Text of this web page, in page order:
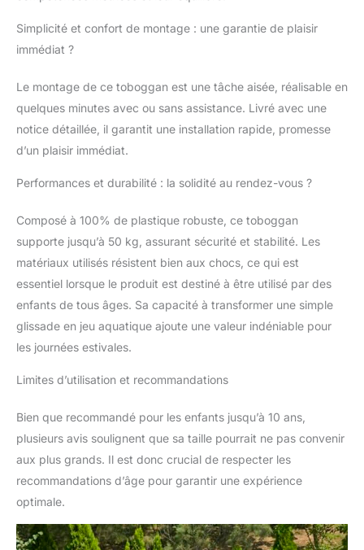
Simplicité et confort de montage : une garantie de plaisir
immédiat ?
Le montage de ce toboggan est une tâche aisée, réalisable en
quelques minutes avec ou sans assistance. Livré avec une
notice détaillée, il garantit une installation rapide, promesse
d’un plaisir immédiat.
Performances et durabilité : la solidité au rendez-vous ?
Composé à 100% de plastique robuste, ce toboggan
supporte jusqu’à 50 kg, assurant sécurité et stabilité. Les
matériaux utilisés résistent bien aux chocs, ce qui est
essentiel lorsque le produit est destiné à être utilisé par des
enfants de tous âges. Sa capacité à transformer une simple
glissade en jeu aquatique ajoute une valeur indéniable pour
les journées estivales.
Limites d’utilisation et recommandations
Bien que recommandé pour les enfants jusqu’à 10 ans,
plusieurs avis soulignent que sa taille pourrait ne pas convenir
aux plus grands. Il est donc crucial de respecter les
recommandations d’âge pour garantir une expérience
optimale.